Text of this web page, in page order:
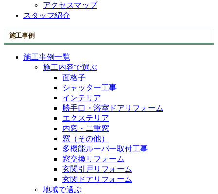
アクセスマップ
スタッフ紹介
施工事例
施工事例一覧
施工内容で選ぶ
面格子
シャッター工事
インテリア
勝手口・浴室ドアリフォーム
エクステリア
内窓・二重窓
窓（その他）
多機能ルーバー取付工事
窓交換リフォーム
玄関引戸リフォーム
玄関ドアリフォーム
地域で選ぶ